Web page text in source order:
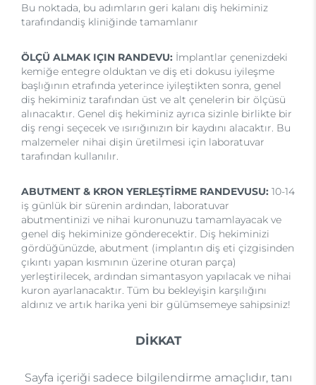
Bu noktada, bu adımların geri kalanı diş hekiminiz
tarafındandiş kliniğinde tamamlanır
ÖLÇÜ ALMAK IÇIN RANDEVU: İmplantlar çenenizdeki
kemiğe entegre olduktan ve diş eti dokusu iyileşme
başlığının etrafında yeterince iyileştikten sonra, genel
diş hekiminiz tarafından üst ve alt çenelerin bir ölçüsü
alınacaktır. Genel diş hekiminiz ayrıca sizinle birlikte bir
diş rengi seçecek ve ısırığınızın bir kaydını alacaktır. Bu
malzemeler nihai dişin üretilmesi için laboratuvar
tarafından kullanılır.
ABUTMENT & KRON YERLEŞTİRME RANDEVUSU: 10-14
iş günlük bir sürenin ardından, laboratuvar
abutmentinizi ve nihai kuronunuzu tamamlayacak ve
genel diş hekiminize gönderecektir. Diş hekiminizi
gördüğünüzde, abutment (implantın diş eti çizgisinden
çıkıntı yapan kısmının üzerine oturan parça)
yerleştirilecek, ardından simantasyon yapılacak ve nihai
kuron ayarlanacaktır. Tüm bu bekleyişin karşılığını
aldınız ve artık harika yeni bir gülümsemeye sahipsiniz!
DİKKAT
Sayfa içeriği sadece bilgilendirme amaçlıdır, tanı